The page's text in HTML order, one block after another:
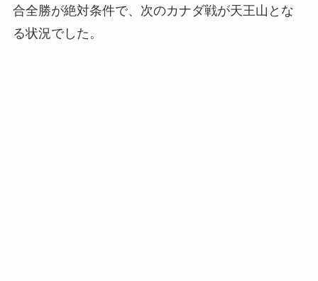
合全勝が絶対条件で、次のカナダ戦が天王山とな
る状況でした。